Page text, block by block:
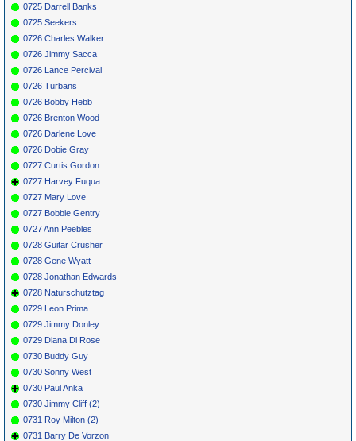
0725 Darrell Banks
0725 Seekers
0726 Charles Walker
0726 Jimmy Sacca
0726 Lance Percival
0726 Turbans
0726 Bobby Hebb
0726 Brenton Wood
0726 Darlene Love
0726 Dobie Gray
0727 Curtis Gordon
0727 Harvey Fuqua
0727 Mary Love
0727 Bobbie Gentry
0727 Ann Peebles
0728 Guitar Crusher
0728 Gene Wyatt
0728 Jonathan Edwards
0728 Naturschutztag
0729 Leon Prima
0729 Jimmy Donley
0729 Diana Di Rose
0730 Buddy Guy
0730 Sonny West
0730 Paul Anka
0730 Jimmy Cliff (2)
0731 Roy Milton (2)
0731 Barry De Vorzon